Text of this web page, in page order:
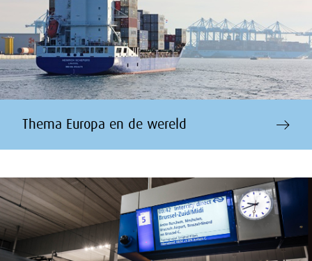
Thema Europa en de wereld